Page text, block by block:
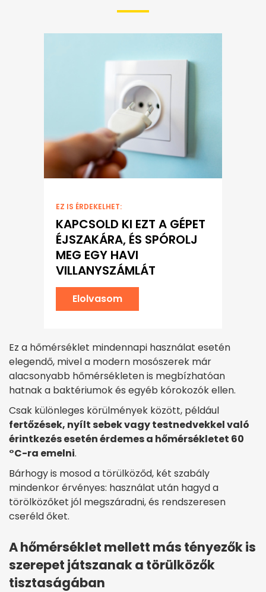
EZ IS ÉRDEKELHET:
KAPCSOLD KI EZT A GÉPET
ÉJSZAKÁRA, ÉS SPÓROLJ
MEG EGY HAVI
VILLANYSZÁMLÁT
Elolvasom
Ez a hőmérséklet mindennapi használat esetén
elegendő, mivel a modern mosószerek már
alacsonyabb hőmérsékleten is megbízhatóan
hatnak a baktériumok és egyéb kórokozók ellen.
Csak különleges körülmények között, például
fertőzések, nyílt sebek vagy testnedvekkel való
érintkezés esetén érdemes a hőmérsékletet 60
°C-ra emelni.
Bárhogy is mosod a törülköződ, két szabály
mindenkor érvényes: használat után hagyd a
törölközőket jól megszáradni, és rendszeresen
cseréld őket.
A hőmérséklet mellett más tényezők is
szerepet játszanak a törülközők
tisztaságában